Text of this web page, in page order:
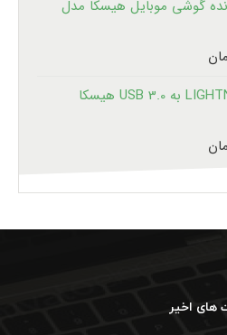
گوشی موبایل هیسکا مدل
مبدل LIGHTNING به USB 3.0 هیسکا
های اخیر